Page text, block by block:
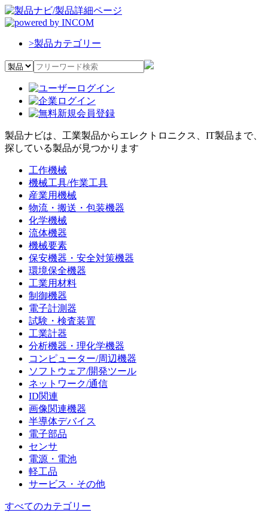
>製品カテゴリー
製品ナビは、工業製品からエレクトロニクス、IT製品まで、
探している製品が見つかります
工作機械
機械工具/作業工具
産業用機械
物流・搬送・包装機器
化学機械
流体機器
機械要素
保安機器・安全対策機器
環境保全機器
工業用材料
制御機器
電子計測器
試験・検査装置
工業計器
分析機器・理化学機器
コンピューター/周辺機器
ソフトウェア/開発ツール
ネットワーク/通信
ID関連
画像関連機器
半導体デバイス
電子部品
センサ
電源・電池
軽工品
サービス・その他
すべてのカテゴリー